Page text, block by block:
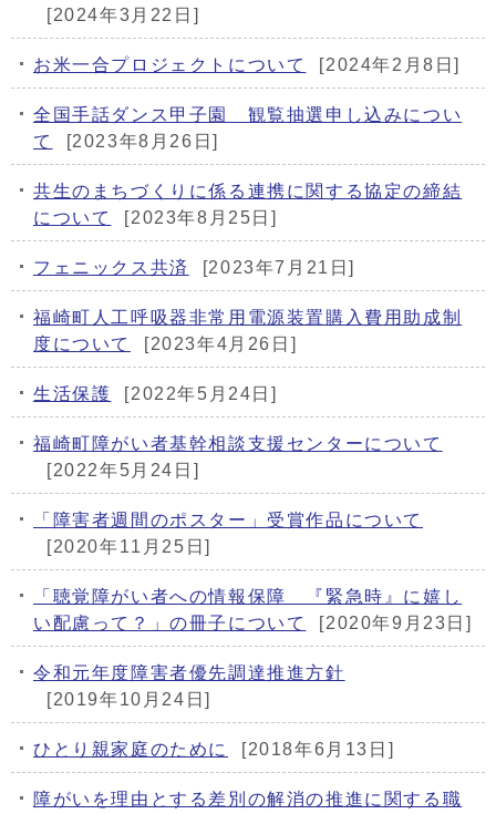
[2024年3月22日]
お米一合プロジェクトについて [2024年2月8日]
全国手話ダンス甲子園 観覧抽選申し込みについ
て
[2023年8月26日]
共生のまちづくりに係る連携に関する協定の締結
について
[2023年8月25日]
フェニックス共済 [2023年7月21日]
福崎町人工呼吸器非常用電源装置購入費用助成制
度について
[2023年4月26日]
生活保護 [2022年5月24日]
福崎町障がい者基幹相談支援センターについて
[2022年5月24日]
「障害者週間のポスター」受賞作品について
[2020年11月25日]
「聴覚障がい者への情報保障 『緊急時』に嬉し
い配慮って？」の冊子について
[2020年9月23日]
令和元年度障害者優先調達推進方針
[2019年10月24日]
ひとり親家庭のために [2018年6月13日]
障がいを理由とする差別の解消の推進に関する職